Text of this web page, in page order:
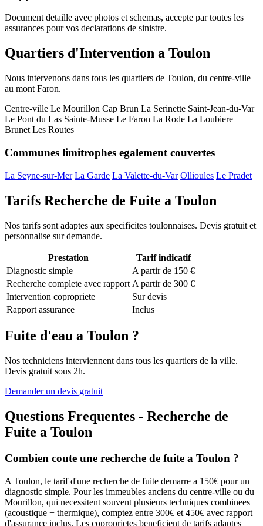
Document detaille avec photos et schemas, accepte par toutes les
assurances pour vos declarations de sinistre.
Quartiers d'Intervention a Toulon
Nous intervenons dans tous les quartiers de Toulon, du centre-ville
au mont Faron.
Centre-ville Le Mourillon Cap Brun La Serinette Saint-Jean-du-Var
Le Pont du Las Sainte-Musse Le Faron La Rode La Loubiere
Brunet Les Routes
Communes limitrophes egalement couvertes
La Seyne-sur-Mer La Garde La Valette-du-Var Ollioules Le Pradet
Tarifs Recherche de Fuite a Toulon
Nos tarifs sont adaptes aux specificites toulonnaises. Devis gratuit et
personnalise sur demande.
Prestation
Tarif indicatif
Diagnostic simple
A partir de 150 €
Recherche complete avec rapport A partir de 300 €
Intervention copropriete
Sur devis
Rapport assurance
Inclus
Fuite d'eau a Toulon ?
Nos techniciens interviennent dans tous les quartiers de la ville.
Devis gratuit sous 2h.
Demander un devis gratuit
Questions Frequentes - Recherche de
Fuite a Toulon
Combien coute une recherche de fuite a Toulon ?
A Toulon, le tarif d'une recherche de fuite demarre a 150€ pour un
diagnostic simple. Pour les immeubles anciens du centre-ville ou du
Mourillon, qui necessitent souvent plusieurs techniques combinees
(acoustique + thermique), comptez entre 300€ et 450€ avec rapport
d'assurance inclus. Les coproprietes beneficient de tarifs adaptes